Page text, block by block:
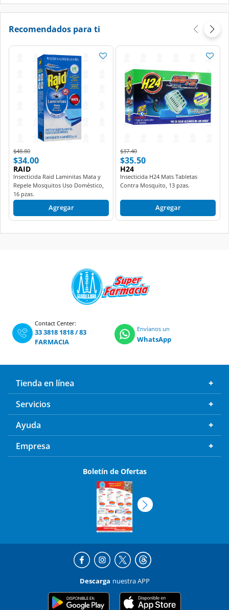
Recomendados para ti
Price reduced from
$48.80to
$34.00
RAID
Insecticida Raid Laminitas Mata y
Repele Mosquitos Uso Doméstico,
16 pzas.
Agregar
Price reduced from
$37.40to
$35.50
H24
Insecticida H24 Mats Tabletas
Contra Mosquito, 13 pzas.
Agregar
Contact Center:
33 3818 1818/83
FARMACIA
Envíanos un
WhatsApp
Tienda en línea
Servicios
Ayuda
Empresa
Boletín de Ofertas
Descarga nuestra APP